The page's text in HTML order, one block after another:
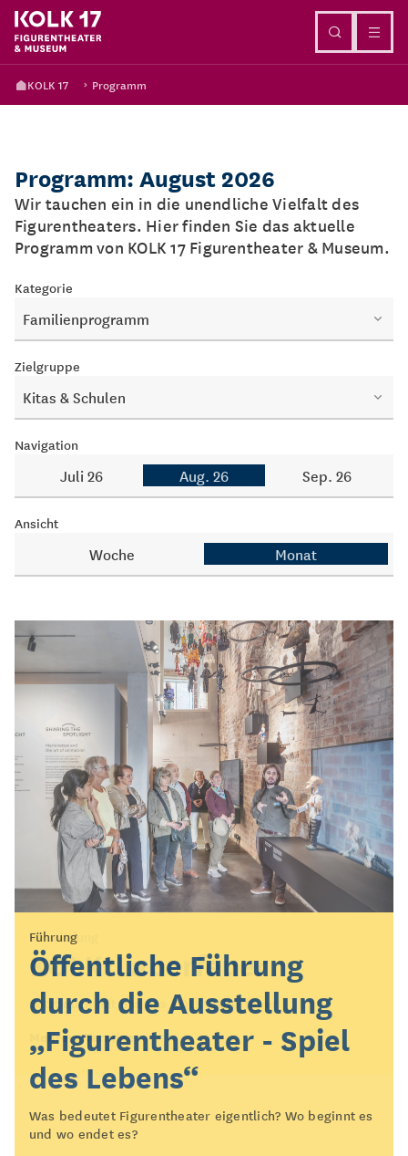
KOLK 17 Programm
Programm: August 2026
Wir tauchen ein in die unendliche Vielfalt des
Figurentheaters. Hier finden Sie das aktuelle
Programm von KOLK 17 Figurentheater & Museum.
Kategorie
Familienprogramm
Zielgruppe
Kitas & Schulen
Navigation
Juli 26 Aug. 26 Sep. 26
Ansicht
Woche Monat
Vermittlung
KOLK*Laberfeuer
Setzt euch mit uns ans KOLK*Laberfeuer!
Mehrere Termine
Führung
Öffentliche Führung
durch die Ausstellung
„Figurentheater - Spiel
des Lebens“
Was bedeutet Figurentheater eigentlich? Wo beginnt es
und wo endet es?